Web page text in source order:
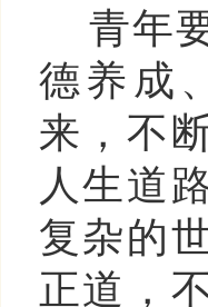
青年
德养成
来，不
人生道
复杂的
正道，